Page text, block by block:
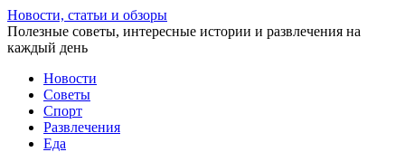
Перейти
к
статье
Новости, статьи и обзоры
Полезные советы, интересные истории и развлечения на
каждый день
Новости
Советы
Спорт
Развлечения
Еда